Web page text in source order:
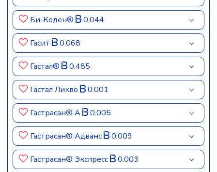
Би-Коден® 0.044
Гасит 0.068
Гастал® 0.485
Гастал Ликво 0.001
Гастрасан® А 0.005
Гастрасан® Адванс 0.009
Гастрасан® Экспресс 0.003